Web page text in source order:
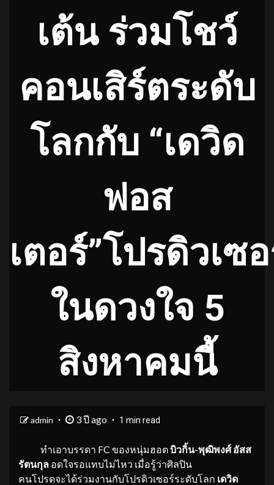
เต้น ร่วมโชว์
คอนเสิร์ตระดับ
โลกกับ “เดวิด
ฟอส
เตอร์”โปรดิวเซ
ในดวงใจ 5
สิงหาคมนี้
admin 3 ปี ago 1 min read
ทำเอาบรรดา FC ของหนุ่มฮอตบิวกิ้น-พุฒิพงศ์ อัสส
รัตนกุล อดใจรอแทบไม่ไหว เมื่อรู้ว่าศิลปิน
คนโปรดจะได้ร่วมงานกับโปรดิวเซอร์ระดับโลก เดวิด